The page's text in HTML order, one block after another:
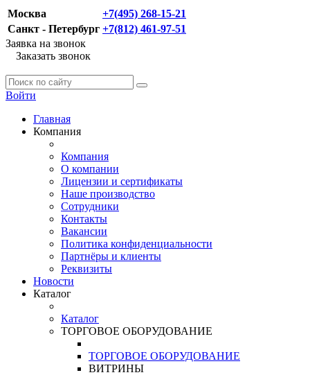
Москва
+7(495) 268-15-21
Санкт - Петербург +7(812) 461-97-51
Заявка на звонок
Заказать звонок
Войти
Главная
Компания
Компания
О компании
Лицензии и сертификаты
Наше производство
Сотрудники
Контакты
Вакансии
Политика конфиденциальности
Партнёры и клиенты
Реквизиты
Новости
Каталог
Каталог
ТОРГОВОЕ ОБОРУДОВАНИЕ
ТОРГОВОЕ ОБОРУДОВАНИЕ
ВИТРИНЫ